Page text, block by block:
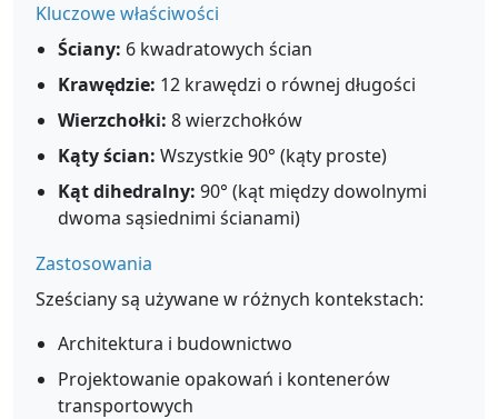
Kluczowe właściwości
Ściany: 6 kwadratowych ścian
Krawędzie: 12 krawędzi o równej długości
Wierzchołki: 8 wierzchołków
Kąty ścian: Wszystkie 90° (kąty proste)
Kąt dihedralny: 90° (kąt między dowolnymi
dwoma sąsiednimi ścianami)
Zastosowania
Sześciany są używane w różnych kontekstach:
Architektura i budownictwo
Projektowanie opakowań i kontenerów
transportowych